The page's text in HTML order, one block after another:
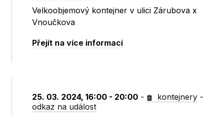
Velkoobjemový kontejner v ulici Zárubova x
Vnoučkova
Přejít na více informací
25. 03. 2024, 16:00 - 20:00 - kontejnery -
odkaz na událost